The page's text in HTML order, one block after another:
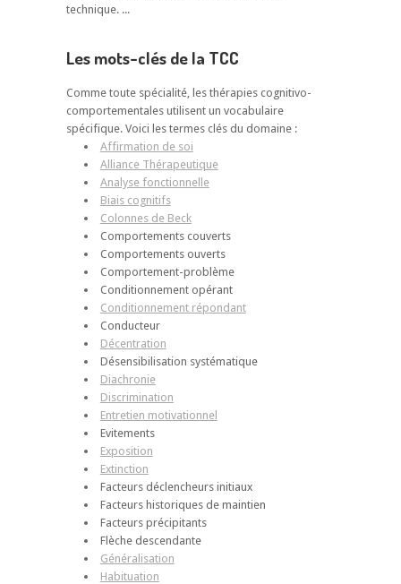
technique. ...
Les mots-clés de la TCC
Comme toute spécialité, les thérapies cognitivo-
comportementales utilisent un vocabulaire
spécifique. Voici les termes clés du domaine :
Affirmation de soi
Alliance Thérapeutique
Analyse fonctionnelle
Biais cognitifs
Colonnes de Beck
Comportements couverts
Comportements ouverts
Comportement-problème
Conditionnement opérant
Conditionnement répondant
Conducteur
Décentration
Désensibilisation systématique
Diachronie
Discrimination
Entretien motivationnel
Evitements
Exposition
Extinction
Facteurs déclencheurs initiaux
Facteurs historiques de maintien
Facteurs précipitants
Flèche descendante
Généralisation
Habituation